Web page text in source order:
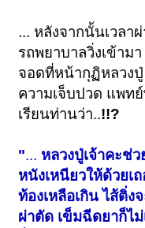
... หลังจากนั้นเวลา
รถพยาบาลวิ่งเข้าม
จอดที่หน้ากุฏิหลวง
ความเจ็บปวด แพท
เรียนท่านว่า..!!?
"... หลวงปู่เจ้าคะช่
หนังเหนียวให้ด้วยเ
ท้องเหลือเกิน ไส้ติ่
ผ่าตัด เข็มฉีดยาก็ไม่